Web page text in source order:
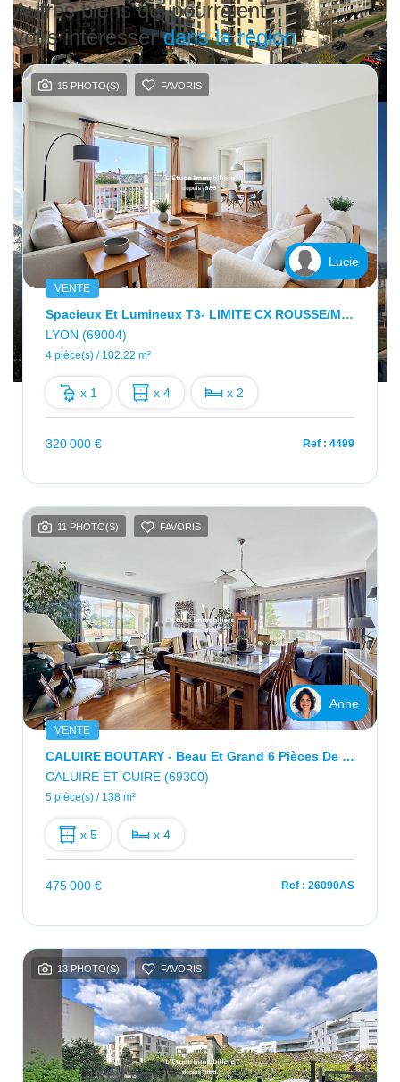
Autres biens qui pourraient
vous intéresserdans la région
15 PHOTO(S) FAVORIS
Lucie
VENTE
Spacieux Et Lumineux T3- LIMITE CX ROUSSE/METRO CUIRE - 102 M2 - Résidence Standing
LYON (69004)
4 pièce(s) / 102.22 m²
x 1 x 4 x 2
320 000 € Ref : 4499
11 PHOTO(S) FAVORIS
Anne
VENTE
CALUIRE BOUTARY - Beau Et Grand 6 Pièces De 139m2 - 4 Chambres
CALUIRE ET CUIRE (69300)
5 pièce(s) / 138 m²
x 5 x 4
475 000 € Ref : 26090AS
13 PHOTO(S) FAVORIS